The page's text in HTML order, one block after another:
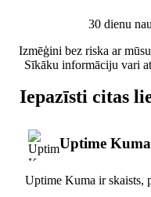
30 dienu
Izmēģini bez riska ar
Sīkāku informāciju vari
Iepazīsti citas
Uptime Kuma
Uptime Kuma ir skaists,